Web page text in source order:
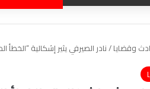
وقضايا/نادر الصيرفي يثير إشكالية